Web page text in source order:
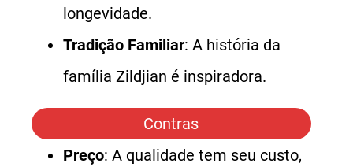
longevidade.
Tradição Familiar: A história da
família Zildjian é inspiradora.
Contras
Preço: A qualidade tem seu custo,